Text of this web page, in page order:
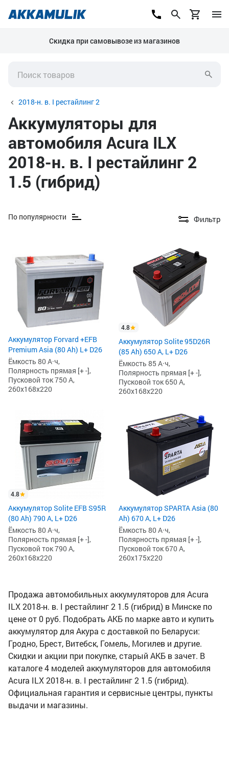
Скидка при самовывозе из магазинов
2018-н. в. I рестайлинг 2
Аккумуляторы для
автомобиля Acura ILX
2018-н. в. I рестайлинг 2
1.5 (гибрид)
По популярности Фильтр
Аккумулятор Forvard +EFB
Premium Asia (80 Ah) L+ D26
Ёмкость 80 А·ч,
Полярность прямая [+ -],
Пусковой ток 750 А,
260x168x220
4.8
Аккумулятор Solite 95D26R
(85 Ah) 650 А, L+ D26
Ёмкость 85 А·ч,
Полярность прямая [+ -],
Пусковой ток 650 А,
260x168x220
4.8
Аккумулятор Solite EFB S95R
(80 Ah) 790 А, L+ D26
Ёмкость 80 А·ч,
Полярность прямая [+ -],
Пусковой ток 790 А,
260x168x220
Аккумулятор SPARTA Asia (80
Ah) 670 А, L+ D26
Ёмкость 80 А·ч,
Полярность прямая [+ -],
Пусковой ток 670 А,
260x175x220
Продажа автомобильных аккумуляторов для Acura
ILX 2018-н. в. I рестайлинг 2 1.5 (гибрид) в Минске по
цене от 0 руб. Подобрать АКБ по марке авто и купить
аккумулятор для Акура с доставкой по Беларуси:
Гродно, Брест, Витебск, Гомель, Могилев и другие.
Скидки и акции при покупке, старый АКБ в зачет. В
каталоге 4 моделей аккумуляторов для автомобиля
Acura ILX 2018-н. в. I рестайлинг 2 1.5 (гибрид).
Официальная гарантия и сервисные центры, пункты
выдачи и магазины.